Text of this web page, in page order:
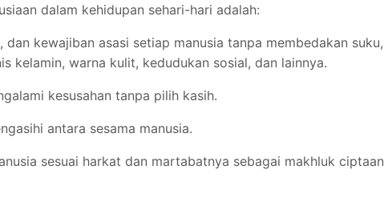
dalam kehidupan sehari-hari adalah:
dan kewajiban asasi setiap manusia tanpa membedakan suku,
kelamin, warna kulit, kedudukan sosial, dan lainnya.
kesusahan tanpa pilih kasih.
antara sesama manusia.
sesuai harkat dan martabatnya sebagai makhluk ciptaan